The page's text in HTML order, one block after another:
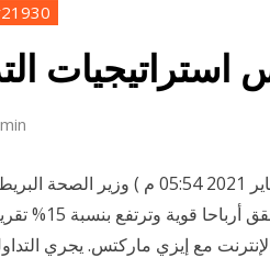
استراتيجيات
أهم البيانات المنتظرة خلال تداولات الغد ( الثلاثاء 19 يناير 2021
للعزل الذاتي ( الثلاثاء 19 يناير 2021
عبر الإنترنت مع إيزي ماركتس. يجري